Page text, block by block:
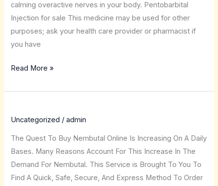
calming overactive nerves in your body. Pentobarbital
Injection for sale This medicine may be used for other
purposes; ask your health care provider or pharmacist if
you have
Read More »
Uncategorized /admin
The Quest To Buy Nembutal Online Is Increasing On A Daily
Bases. Many Reasons Account For This Increase In The
Demand For Nembutal. This Service is Brought To You To
Find A Quick, Safe, Secure, And Express Method To Order